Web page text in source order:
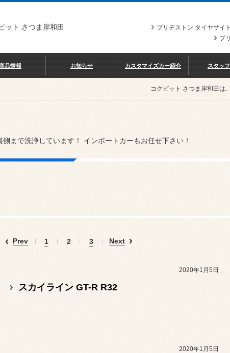
ット さつま岸和田
ブリヂストン タイヤサイト
ブ
品情報 お知らせ カスタマイズカー紹介 スタッ
コクピット さつま岸和田は
まで洗浄しています！ インポートカーもお任せ下さい！
Prev 1 2 3 Next
2020年1月5日
スカイライン GT-R R32
2020年1月5日